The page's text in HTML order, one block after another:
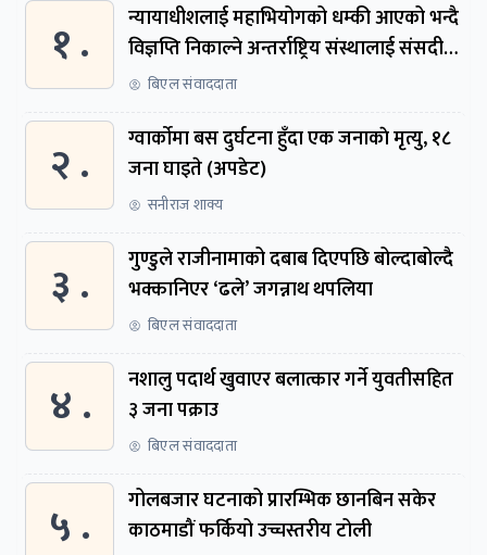
१ .
न्यायाधीशलाई महाभियोगको धम्की आएको भन्दै
विज्ञप्ति निकाल्ने अन्तर्राष्ट्रिय संस्थालाई संसदीय
समितिमा बोलाइयो
बिएल संवाददाता
२ .
ग्वार्काेमा बस दुर्घटना हुँदा एक जनाकाे मृत्यु, १८
जना घाइते (अपडेट)
सनीराज शाक्य
३ .
गुण्डुले राजीनामाको दबाब दिएपछि बोल्दाबोल्दै
भक्कानिएर ‘ढले’ जगन्नाथ थपलिया
बिएल संवाददाता
४ .
नशालु पदार्थ खुवाएर बलात्कार गर्ने युवतीसहित
३ जना पक्राउ
बिएल संवाददाता
५ .
गोलबजार घटनाको प्रारम्भिक छानबिन सकेर
काठमाडौं फर्कियो उच्चस्तरीय टोली